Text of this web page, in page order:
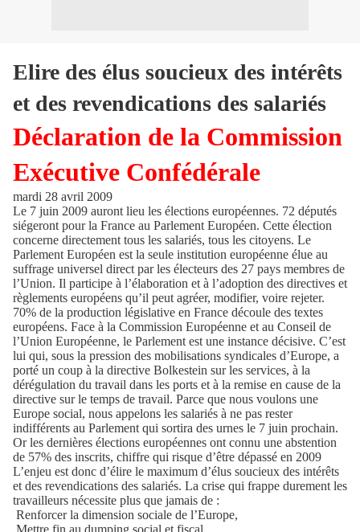
Elire des élus soucieux des intérêts
et des revendications des salariés
Déclaration de la Commission
Exécutive Confédérale
mardi 28 avril 2009
Le 7 juin 2009 auront lieu les élections européennes. 72 députés
siégeront pour la France au Parlement Européen. Cette élection
concerne directement tous les salariés, tous les citoyens. Le
Parlement Européen est la seule institution européenne élue au
suffrage universel direct par les électeurs des 27 pays membres de
l’Union. Il participe à l’élaboration et à l’adoption des directives et
règlements européens qu’il peut agréer, modifier, voire rejeter.
70% de la production législative en France découle des textes
européens. Face à la Commission Européenne et au Conseil de
l’Union Européenne, le Parlement est une instance décisive. C’est
lui qui, sous la pression des mobilisations syndicales d’Europe, a
porté un coup à la directive Bolkestein sur les services, à la
dérégulation du travail dans les ports et à la remise en cause de la
directive sur le temps de travail. Parce que nous voulons une
Europe social, nous appelons les salariés à ne pas rester
indifférents au Parlement qui sortira des urnes le 7 juin prochain.
Or les dernières élections européennes ont connu une abstention
de 57% des inscrits, chiffre qui risque d’être dépassé en 2009
L’enjeu est donc d’élire le maximum d’élus soucieux des intérêts
et des revendications des salariés. La crise qui frappe durement les
travailleurs nécessite plus que jamais de :
Renforcer la dimension sociale de l’Europe,
Mettre fin au dumping social et fiscal,